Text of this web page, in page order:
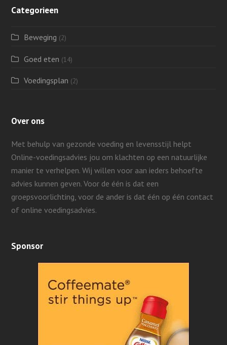
Categorieen
Beweging (2)
Goed eten (14)
Voedingsplan (2)
Over ons
Met behulp van gezonde voeding en levensstijl helpt
Online-voedingsadvies jou om klachten op een natuurlijke
manier te verhelpen. Wij willen voor aan ieders behoefte
advies kunnen geven.Voor de één is dat een
groepsvoorlichting, voor de ander is dat één op één contact
of online voedingsadvies.
Sponsor